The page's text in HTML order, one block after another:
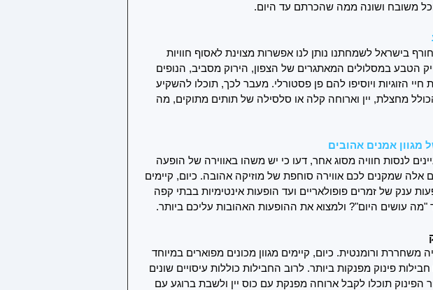
משובח ושונה ממה שהכרתם עד היום.
בישראל לשמחתנו נותן לנו אפשרות מצוינת לאסוף חוויות
הטבע במסלולים המאתגרים של הצפון, הירוק מסביב, הנופים
הזוגיות ויוסיפו להם פן פסטורלי. מעבר לכך, תוכלו להשקיע
מחצלת, יין וארוחה קלה או סלסילה של תותים מתוקים, מה
מגוון אמנים אהובים
לנסות חוויה מסוג אחר, דעו כי יש משהו באווירה של הופעה
אלה שמקנים לכם אווירה סוחפת של מוזיקה אהובה. כיום, קיימים
ענק של זמרים פופולאריים ועד הופעות אינטימיות בבתי קפה
"מה עושים היום"? ולמצוא את ההופעות האהובות עליכם ביותר.
משחררת ורומנטית. כיום, קיימים מגוון מכונים מפוארים במיוחד
פינוק מפנקות ביותר. לרוב החבילות כוללות עיסויים שונים
תוכלו לקבל ארוחה מפנקת עם כוס יין ולשבת ברוגע עם